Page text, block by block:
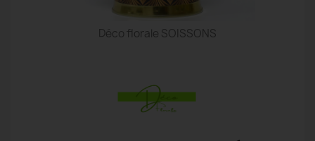
Déco florale SOISSONS